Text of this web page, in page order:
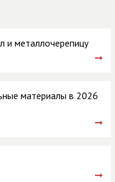
и металлочерепицу
материалы в 2026